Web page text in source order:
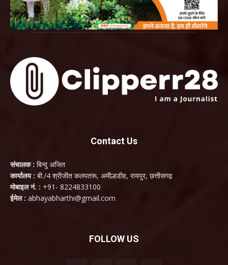
Contact Us
संचालक : बिन्दु अजित
कार्यालय : बी./4 श्रीजीत कलपतरू, अमील्हडीह, रायपुर, छत्तीसगढ़
मोबाइल नं. : +91- 8224833100
ईमेल : abhayabharthi@gmail.com
FOLLOW US